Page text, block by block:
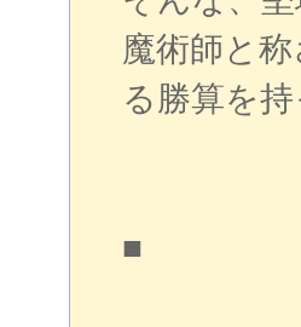
魔術師と
る勝算を
■